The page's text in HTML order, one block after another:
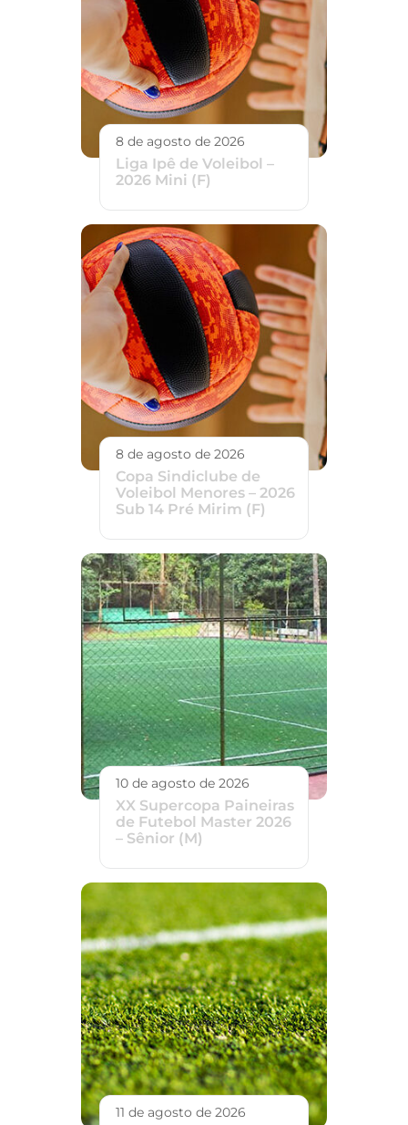
8 de agosto de 2026
Liga Ipê de Voleibol –
2026 Mini (F)
8 de agosto de 2026
Copa Sindiclube de
Voleibol Menores – 2026
Sub 14 Pré Mirim (F)
10 de agosto de 2026
XX Supercopa Paineiras
de Futebol Master 2026
– Sênior (M)
11 de agosto de 2026